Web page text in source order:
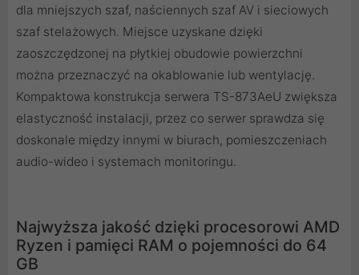
dla mniejszych szaf, naściennych szaf AV i sieciowych
szaf stelażowych. Miejsce uzyskane dzięki
zaoszczędzonej na płytkiej obudowie powierzchni
można przeznaczyć na okablowanie lub wentylację.
Kompaktowa konstrukcja serwera TS-873AeU zwiększa
elastyczność instalacji, przez co serwer sprawdza się
doskonale między innymi w biurach, pomieszczeniach
audio-wideo i systemach monitoringu.
Najwyższa jakość dzięki procesorowi AMD
Ryzen i pamięci RAM o pojemności do 64
GB